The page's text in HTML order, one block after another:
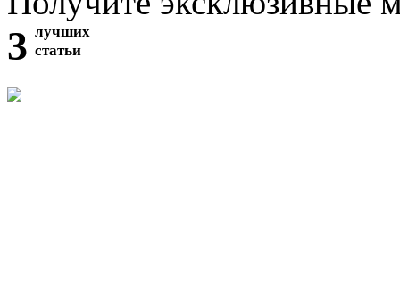
3 лучших
статьи